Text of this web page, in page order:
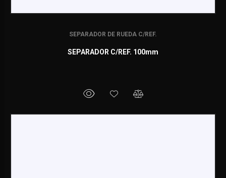
SEPARADOR DE RUEDA C/REF.
SEPARADOR C/REF. 100mm